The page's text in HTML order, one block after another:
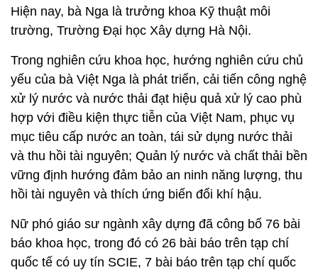
Hiện nay, bà Nga là trưởng khoa Kỹ thuật môi
trường, Trường Đại học Xây dựng Hà Nội.
Trong nghiên cứu khoa học, hướng nghiên cứu chủ
yếu của bà Việt Nga là phát triển, cải tiến công nghệ
xử lý nước và nước thải đạt hiệu quả xử lý cao phù
hợp với điều kiện thực tiễn của Việt Nam, phục vụ
mục tiêu cấp nước an toàn, tái sử dụng nước thải
và thu hồi tài nguyên; Quản lý nước và chất thải bền
vững định hướng đảm bảo an ninh năng lượng, thu
hồi tài nguyên và thích ứng biến đổi khí hậu.
Nữ phó giáo sư ngành xây dựng đã công bố 76 bài
báo khoa học, trong đó có 26 bài báo trên tạp chí
quốc tế có uy tín SCIE, 7 bài báo trên tạp chí quốc